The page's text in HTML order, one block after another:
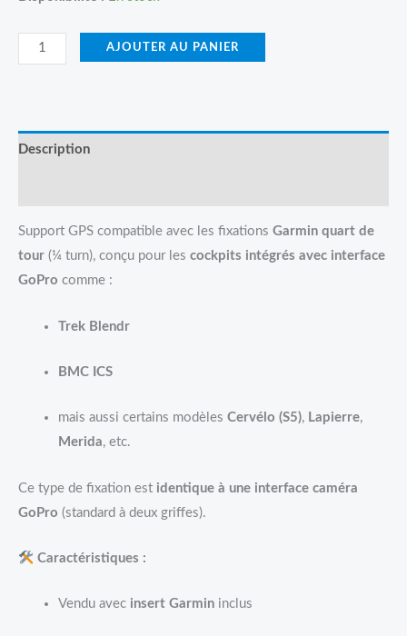
AJOUTER AU PANIER
Description
Support GPS compatible avec les fixations Garmin quart de
tour (¼ turn), conçu pour les cockpits intégrés avec interface
GoPro comme :
Trek Blendr
BMC ICS
mais aussi certains modèles Cervélo (S5), Lapierre,
Merida, etc.
Ce type de fixation est identique à une interface caméra
GoPro (standard à deux griffes).
Caractéristiques :
Vendu avec insert Garmininclus